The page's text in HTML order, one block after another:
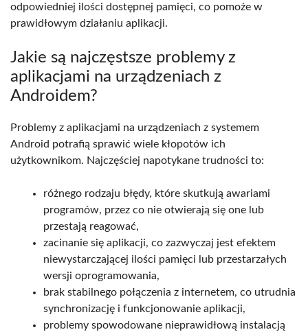
odpowiedniej ilości dostępnej pamięci, co pomoże w
prawidłowym działaniu aplikacji.
Jakie są najczęstsze problemy z
aplikacjami na urządzeniach z
Androidem?
Problemy z aplikacjami na urządzeniach z systemem
Android potrafią sprawić wiele kłopotów ich
użytkownikom. Najczęściej napotykane trudności to:
różnego rodzaju błędy, które skutkują awariami
programów, przez co nie otwierają się one lub
przestają reagować,
zacinanie się aplikacji, co zazwyczaj jest efektem
niewystarczającej ilości pamięci lub przestarzałych
wersji oprogramowania,
brak stabilnego połączenia z internetem, co utrudnia
synchronizację i funkcjonowanie aplikacji,
problemy spowodowane nieprawidłową instalacją